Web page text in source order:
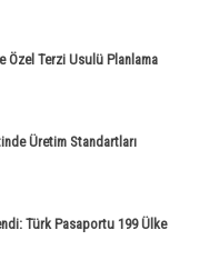
Özel Terzi Usulü Planlama
Üretim Standartları
Türk Pasaportu 199 Ülke